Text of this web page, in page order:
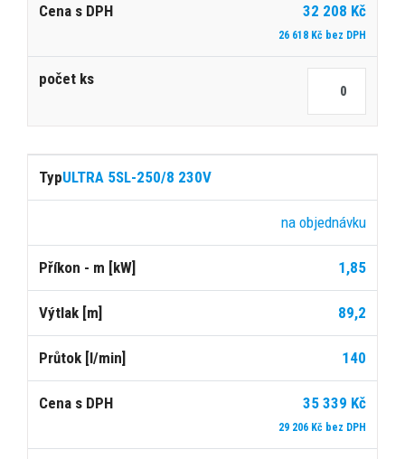
32 208 Kč
26 618 Kč bez DPH
ULTRA 5SL-250/8 230V
na objednávku
1,85
89,2
140
35 339 Kč
29 206 Kč bez DPH